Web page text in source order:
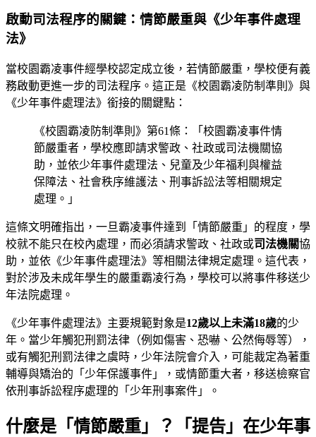
啟動司法程序的關鍵：情節嚴重與《少年事件處理
法》
當校園霸凌事件經學校認定成立後，若情節嚴重，學校便有義
務啟動更進一步的司法程序。這正是《校園霸凌防制準則》與
《少年事件處理法》銜接的關鍵點：
《校園霸凌防制準則》第61條：「校園霸凌事件情
節嚴重者，學校應即請求警政、社政或司法機關協
助，並依少年事件處理法、兒童及少年福利與權益
保障法、社會秩序維護法、刑事訴訟法等相關規定
處理。」
這條文明確指出，一旦霸凌事件達到「情節嚴重」的程度，學
校就不能只在校內處理，而必須請求警政、社政或司法機關協
助，並依《少年事件處理法》等相關法律規定處理。這代表，
對於涉及未成年學生的嚴重霸凌行為，學校可以將事件移送少
年法院處理。
《少年事件處理法》主要規範對象是12歲以上未滿18歲的少
年。當少年觸犯刑罰法律（例如傷害、恐嚇、公然侮辱等），
或有觸犯刑罰法律之虞時，少年法院會介入，可能裁定為著重
輔導與矯治的「少年保護事件」，或情節重大者，移送檢察官
依刑事訴訟程序處理的「少年刑事案件」。
什麼是「情節嚴重」？「提告」在少年事